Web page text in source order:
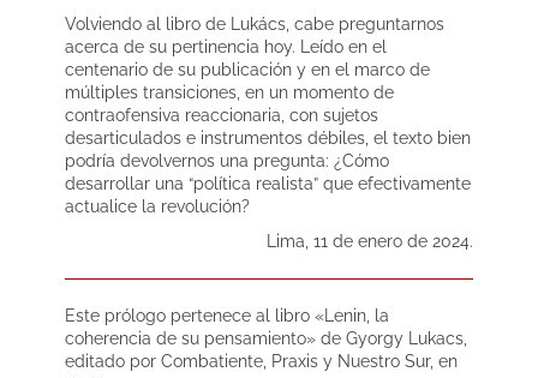
Volviendo al libro de Lukács, cabe preguntarnos
acerca de su pertinencia hoy. Leído en el
centenario de su publicación y en el marco de
múltiples transiciones, en un momento de
contraofensiva reaccionaria, con sujetos
desarticulados e instrumentos débiles, el texto bien
podría devolvernos una pregunta: ¿Cómo
desarrollar una “política realista” que efectivamente
actualice la revolución?
Lima, 11 de enero de 2024.
Este prólogo pertenece al libro «Lenin, la
coherencia de su pensamiento» de Gyorgy Lukacs,
editado por Combatiente, Praxis y Nuestro Sur, en